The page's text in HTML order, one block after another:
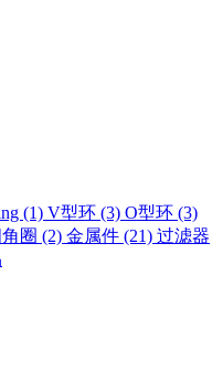
(1) V型环 (3) O型环 (3)
角圈 (2) 金属件 (21) 过滤器